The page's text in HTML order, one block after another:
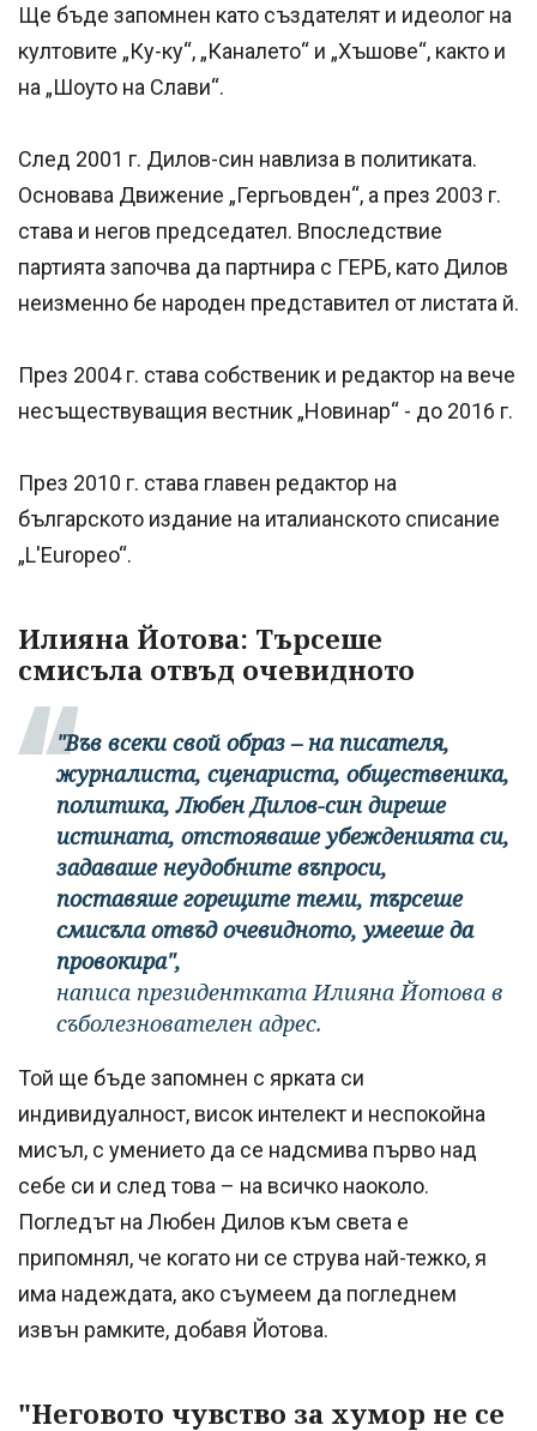
Ще бъде запомнен като създателят и идеолог на
култовите „Ку-ку“, „Каналето“ и „Хъшове“, както и
на „Шоуто на Слави“.
След 2001 г. Дилов-син навлиза в политиката.
Основава Движение „Гергьовден“, а през 2003 г.
става и негов председател. Впоследствие
партията започва да партнира с ГЕРБ, като Дилов
неизменно бе народен представител от листата й.
През 2004 г. става собственик и редактор на вече
несъществуващия вестник „Новинар“ - до 2016 г.
През 2010 г. става главен редактор на
българското издание на италианското списание
„L'Europeo“.
Илияна Йотова: Търсеше
смисъла отвъд очевидното
"Във всеки свой образ – на писателя,
журналиста, сценариста, общественика,
политика, Любен Дилов-син диреше
истината, отстояваше убежденията си,
задаваше неудобните въпроси,
поставяше горещите теми, търсеше
смисъла отвъд очевидното, умееше да
провокира",
написа президентката Илияна Йотова в
съболезнователен адрес.
Той ще бъде запомнен с ярката си
индивидуалност, висок интелект и неспокойна
мисъл, с умението да се надсмива първо над
себе си и след това – на всичко наоколо.
Погледът на Любен Дилов към света е
припомнял, че когато ни се струва най-тежко, я
има надеждата, ако съумеем да погледнем
извън рамките, добавя Йотова.
"Неговото чувство за хумор не се